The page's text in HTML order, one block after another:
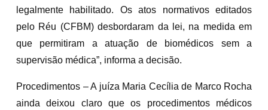
legalmente habilitado. Os atos normativos editados
pelo Réu (CFBM) desbordaram da lei, na medida em
que permitiram a atuação de biomédicos sem a
supervisão médica”, informa a decisão.
Procedimentos – A juíza Maria Cecília de Marco Rocha
ainda deixou claro que os procedimentos médicos